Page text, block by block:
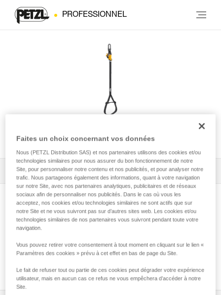
PROFESSIONNEL
KNEE GRAB
Tous les conseils techniques 1 Filtrer
Installation du ZIGZAG en SRS pour l’accès
et le travail dans l’arbre
Faites un choix concernant vos données
Nous (PETZL Distribution SAS) et nos partenaires utilisons des cookies et/ou
technologies similaires pour nous assurer du bon fonctionnement de notre
Site, pour personnaliser notre contenu et nos publicités, et pour analyser notre
trafic. Nous partageons également des informations, quant à votre navigation
sur notre Site, avec nos partenaires analytiques, publicitaires et de réseaux
sociaux afin de personnaliser nos publicités. Dans le cas où vous les
acceptez, nos cookies et/ou technologies similaires ne sont actifs que sur
notre Site et ne vous suivront pas sur d’autres sites web. Les cookies et/ou
technologies similaires de nos partenaires vous suivront pendant toute votre
navigation.
Vous pouvez retirer votre consentement à tout moment en cliquant sur le lien «
Paramètres des cookies » prévu à cet effet en bas de page du Site.
Le fait de refuser tout ou partie de ces cookies peut dégrader votre expérience
utilisateur, mais en aucun cas ce refus ne vous empêchera d’accéder à notre
Site.